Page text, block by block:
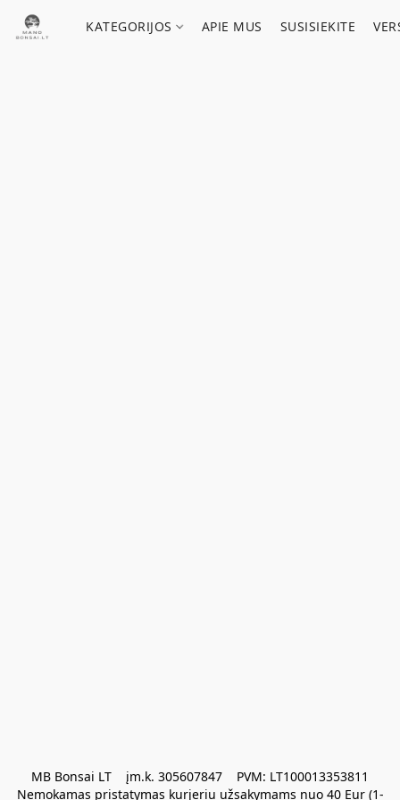
KATEGORIJOS APIE MUS SUSISIEKITE
MB Bonsai LT    įm.k. 305607847    PVM: LT100013353811
Nemokamas pristatymas kurjeriu užsakymams nuo 40 Eur (1-